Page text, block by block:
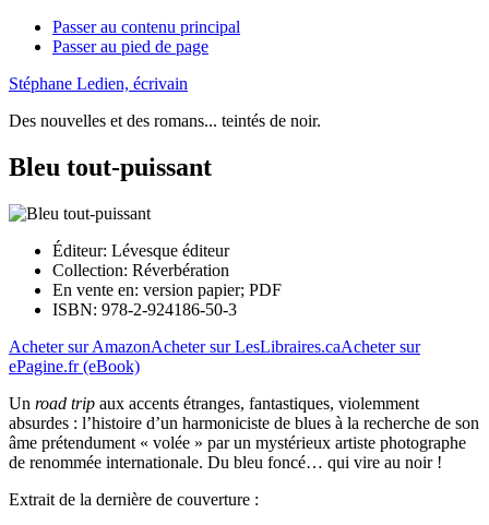
Passer au contenu principal
Passer au pied de page
Stéphane Ledien, écrivain
Des nouvelles et des romans... teintés de noir.
Bleu tout-puissant
Éditeur: Lévesque éditeur
Collection: Réverbération
En vente en: version papier; PDF
ISBN: 978-2-924186-50-3
Acheter sur AmazonAcheter sur LesLibraires.caAcheter sur
ePagine.fr (eBook)
Un road trip aux accents étranges, fantastiques, violemment
absurdes : l’histoire d’un harmoniciste de blues à la recherche de son
âme prétendument « volée » par un mystérieux artiste photographe
de renommée internationale. Du bleu foncé… qui vire au noir !
Extrait de la dernière de couverture :